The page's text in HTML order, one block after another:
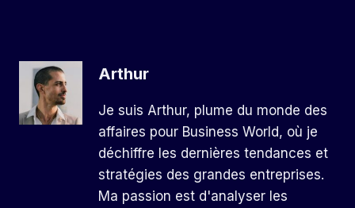
Arthur
Je suis Arthur, plume du monde des
affaires pour Business World, où je
déchiffre les dernières tendances et
stratégies des grandes entreprises.
Ma passion est d'analyser les